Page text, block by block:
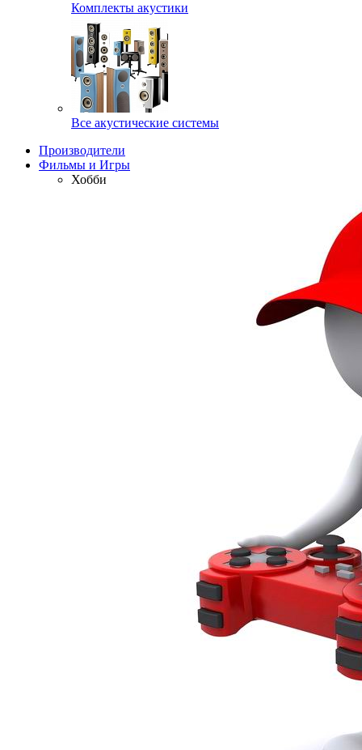
Комплекты акустики
Все акустические системы
Производители
Фильмы и Игры
Хобби